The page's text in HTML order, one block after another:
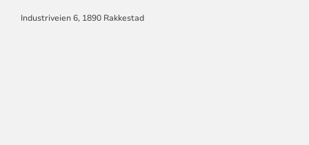
Industriveien 6, 1890 Rakkestad